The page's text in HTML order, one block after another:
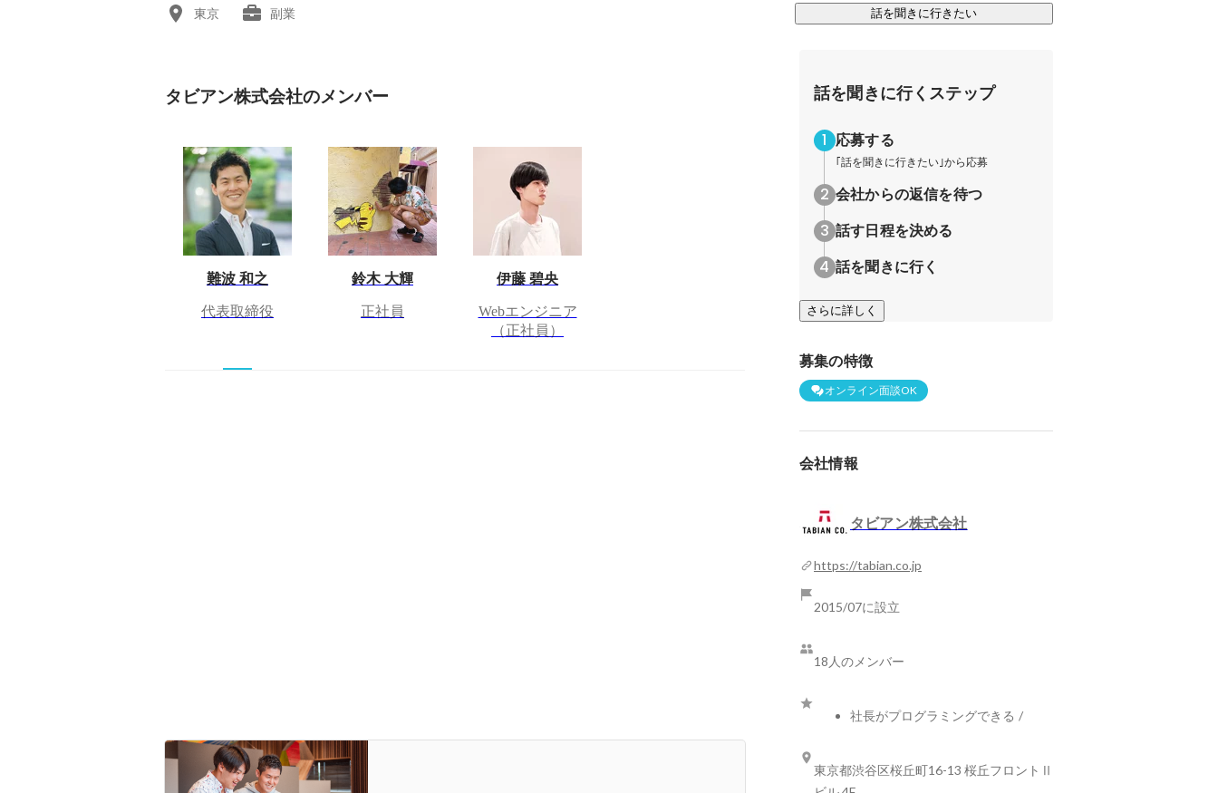
東京 副業 話を聞きに行きたい
タビアン株式会社のメンバー
難波 和之
代表取締役
鈴木 大輝
正社員
伊藤 碧央
Webエンジニア
（正社員）
話を聞きに行くステップ
応募する
｢話を聞きに行きたい｣から応募
会社からの返信を待つ
話す日程を決める
話を聞きに行く
さらに詳しく
募集の特徴
オンライン面談OK
会社情報
タビアン株式会社
https://tabian.co.jp
2015/07に設立
18人のメンバー
社長がプログラミングできる /
東京都渋谷区桜丘町16-13 桜丘フロントⅡ